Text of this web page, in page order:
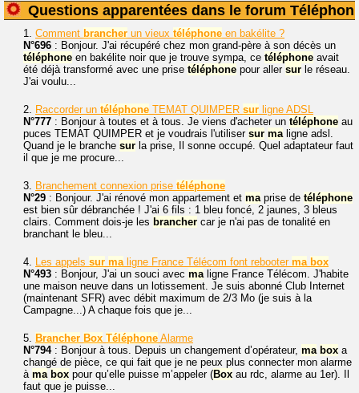
Questions apparentées dans le forum
1. Comment brancher un vieux téléphone en bakélite ?
N°696 : Bonjour. J'ai récupéré chez mon grand-père à son décès un
téléphone en bakélite noir que je trouve sympa, ce téléphone avait
été déjà transformé avec une prise téléphone pour aller sur le réseau.
J'ai voulu...
2. Raccorder un téléphone TEMAT QUIMPER sur ligne ADSL
N°777 : Bonjour à toutes et à tous. Je viens d'acheter un téléphone au
puces TEMAT QUIMPER et je voudrais l'utiliser sur maligne adsl.
Quand je le branche sur la prise, Il sonne occupé. Quel adaptateur faut
il que je me procure...
3. Branchement connexion prise téléphone
N°29 : Bonjour. J'ai rénové mon appartement et maprise de téléphone
est bien sûr débranchée ! J'ai 6 fils : 1 bleu foncé, 2 jaunes, 3 bleus
clairs. Comment dois-je les brancher car je n'ai pas de tonalité en
branchant le bleu...
4. Les appels sur maligne France Télécom font rebooter ma box
N°493 : Bonjour, J'ai un souci avec maligne France Télécom. J'habite
une maison neuve dans un lotissement. Je suis abonné Club Internet
(maintenant SFR) avec débit maximum de 2/3 Mo (je suis à la
Campagne...) A chaque fois que je...
5. Brancher Box Téléphone Alarme
N°794: Bonjour à tous. Depuis un changement d’opérateur, ma box a
changé de pièce, ce qui fait que je ne peux plus connecter mon alarme
à ma box pour qu’elle puisse m’appeler (Box au rdc, alarme au 1er). Il
faut que je puisse...